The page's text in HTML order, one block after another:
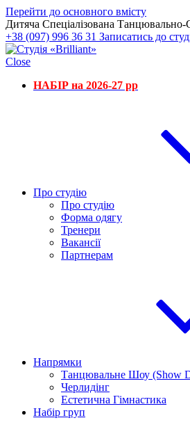
Перейти до основного вмісту
Дитяча Спеціалізована
+38 (097) 996 36 31 Записатись до
Close
НАБІР на 2026-27 рр
Про студію
Про студію
Форма одягу
Тренери
Вакансії
Партнерам
Напрямки
Танцювальне Шоу (Show
Черлидінг
Естетична Гімнастика
Набір груп